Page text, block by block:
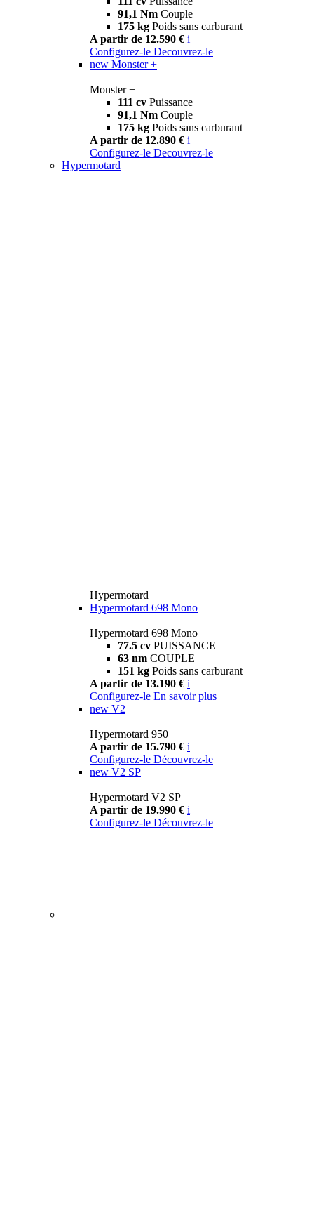
91,1 Nm Couple
175 kg Poids sans carburant
A partir de 12.590 € i
Configurez-le Decouvrez-le
new Monster +
Monster +
111 cv Puissance
91,1 Nm Couple
175 kg Poids sans carburant
A partir de 12.890 € i
Configurez-le Decouvrez-le
Hypermotard
Hypermotard
Hypermotard 698 Mono
Hypermotard 698 Mono
77.5 cv PUISSANCE
63 nm COUPLE
151 kg Poids sans carburant
A partir de 13.190 € i
Configurez-le En savoir plus
new V2
Hypermotard 950
A partir de 15.790 € i
Configurez-le Découvrez-le
new V2 SP
Hypermotard V2 SP
A partir de 19.990 € i
Configurez-le Découvrez-le